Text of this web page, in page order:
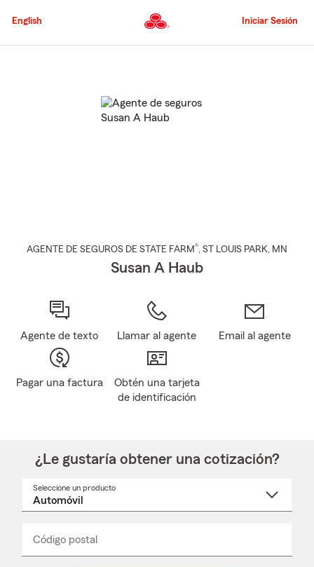
al
principal
English Iniciar Sesión
AGENTE DE SEGUROS DE STATE FARM®, ST LOUIS PARK, MN
Susan A Haub
Agente de texto Llamar al agente Email al agente
Pagar una factura
Obtén una tarjeta
de identificación
¿Le gustaría obtener una cotización?
Seleccione un producto
desplegable
Código postal
_____